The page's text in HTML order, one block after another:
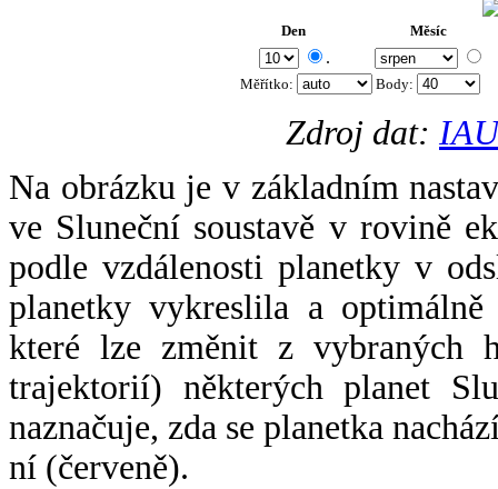
Den Měsíc
.
Měřítko: Body:
Zdroj dat:
Na obrázku je v základním
ve Sluneční soustavě v rovině
podle vzdálenosti planetky v
planetky vykreslila a
které lze změnit z vybraných
trajektorií) některých planet
naznačuje, zda se planetka
ní (červeně).